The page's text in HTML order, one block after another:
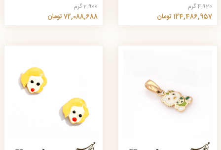
4.920 گرم
124,486,957 تومان
2.900 گرم
72,088,688 تومان